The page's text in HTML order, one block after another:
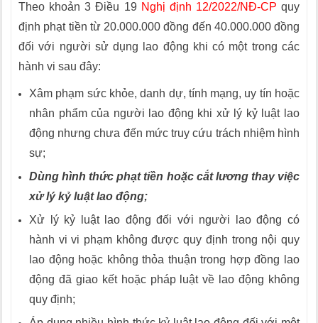
Theo khoản 3 Điều 19 Nghị định 12/2022/NĐ-CP quy
định phạt tiền từ 20.000.000 đồng đến 40.000.000 đồng
đối với người sử dụng lao động khi có một trong các
hành vi sau đây:
Xâm phạm sức khỏe, danh dự, tính mạng, uy tín hoặc
nhân phẩm của người lao động khi xử lý kỷ luật lao
động nhưng chưa đến mức truy cứu trách nhiệm hình
sự;
Dùng hình thức phạt tiền hoặc cắt lương thay việc
xử lý kỷ luật lao động;
Xử lý kỷ luật lao động đối với người lao động có
hành vi vi phạm không được quy định trong nội quy
lao động hoặc không thỏa thuận trong hợp đồng lao
động đã giao kết hoặc pháp luật về lao động không
quy định;